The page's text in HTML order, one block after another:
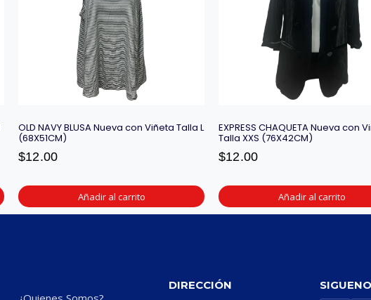
OLD NAVY BLUSA Nueva con Viñeta Talla L
(68X51CM)
$12.00
Añadir al carrito
EXPRESS CHAQUETA Nueva con
Talla XXS (76X42CM)
$12.00
Añadir al carrito
DIRECCIÓN